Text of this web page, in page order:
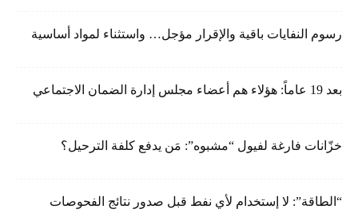
رسوم النفايات باقية والإقرار مؤجل… واستثناء لمواد أساسية
بعد 19 عاماً: هؤلاء هم أعضاء مجلس إدارة الضمان الاجتماعي
خزّانات فارغة لفيول “مشبوه”: مَن يدفع كلفة الترحيل؟
“الطاقة”: لا إستخدام لأي نفط قبل صدور نتائج الفحوصات